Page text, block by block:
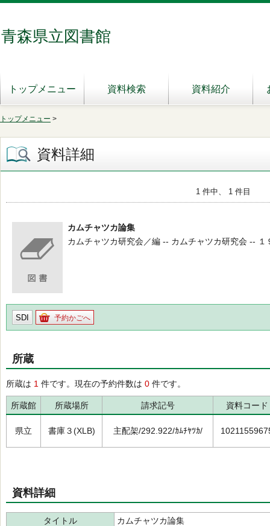
青森県立図書館
トップメニュー 資料検索 資料紹介
トップメニュー >
資料詳細
1 件中、 1 件目
カムチャツカ論集
カムチャツカ研究会／編 -- カムチャツカ研究会 --
SDI 予約かごへ
所蔵
所蔵は 1 件です。現在の予約件数は 0 件です。
所蔵館 所蔵場所 請求記号 資料コード
県立 書庫３(XLB) 主配架/292.922/ｶﾑﾁﾔﾂｶ/
資料詳細
タイトル
カムチャツカ論集